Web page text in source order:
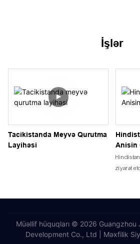
İşlər
Tacikistanda Meyvə Qurutma
Layihəsi
Anisin
ziyarət
əldə
üçün
Müəllif hüquqları © 2026 Guangzhou
Development Co., Ltd |
Məxfilik